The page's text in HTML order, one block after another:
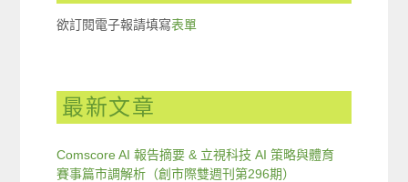
欲訂閱電子報請填寫表單
最新文章
Comscore AI 報告摘要 & 立視科技 AI 策略與體育
賽事篇市調解析（創市際雙週刊第296期）